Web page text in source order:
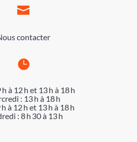

contacter

à 12 h et 13 h à 18 h
: 13 h à 18 h
h à 12 h et 13 h à 18 h
: 8 h 30 à 13 h